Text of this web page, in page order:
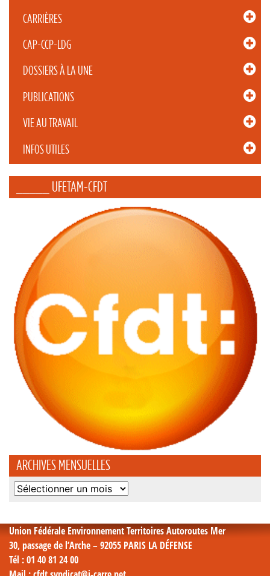
CARRIÈRES
CAP-CCP-LDG
DOSSIERS À LA UNE
PUBLICATIONS
VIE AU TRAVAIL
INFOS UTILES
_____ UFETAM-CFDT
ARCHIVES MENSUELLES
Archives
Union Fédérale Environnement Territoires Autoroutes Mer
30, passage de l’Arche – 92055 PARIS LA DÉFENSE
Tél : 01 40 81 24 00